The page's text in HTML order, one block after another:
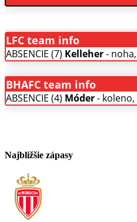
LFC team info
ABSENCIE (7) Kelleher- noha,
BHAFC team info
ABSENCIE (4) Móder- koleno,
Najbližšie zápasy